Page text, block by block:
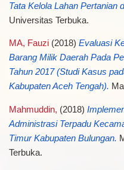
Tata Kelola Lahan Pertanian
Universitas Terbuka.
MA, Fauzi(2018) Evaluasi
Barang Milik Daerah Pada
Tahun 2017 (Studi Kasus
Kabupaten Aceh Tengah).
Mahmuddin, (2018)
Administrasi Terpadu
Timur Kabupaten Bulungan.
Terbuka.